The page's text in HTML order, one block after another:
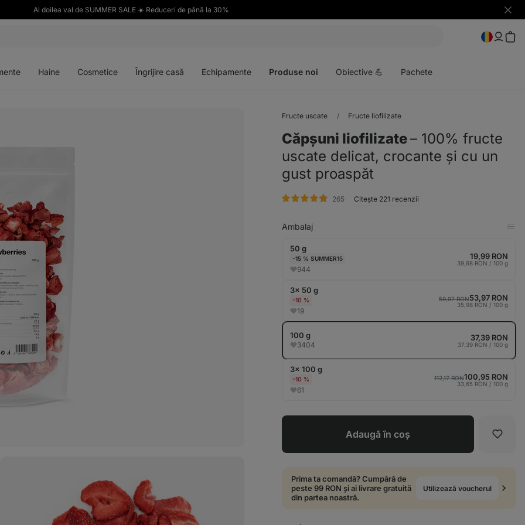
Al doilea val de SUMMER SALE ☀️ Reduceri de până la 30%
Haine Cosmetice Îngrijire casă Echipamente Produse noi Obiective 💪 Pachete
Fructe uscate Fructe liofilizate
Căpșuni liofilizate⁠–⁠ 100% fructe
uscate delicat, crocante și cu un
gust proaspăt
265evaluare
Citește 221 recenzii
Ambalaj
50 g
-15 % SUMMER15
944
19,99 RON
39,98 RON / 100 g
3× 50 g
-10 %
19
59,97 RON53,97 RON
35,98 RON / 100 g
100 g
3404
37,39 RON
37,39 RON / 100 g
3× 100 g
-10 %
61
112,17 RON100,95 RON
33,65 RON / 100 g
Adaugă în coș
Prima ta comandă? Cumpără de
peste 99 RON și ai livrare gratuită
din partea noastră.
Utilizează voucherul